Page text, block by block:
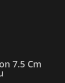
7.5 Cm